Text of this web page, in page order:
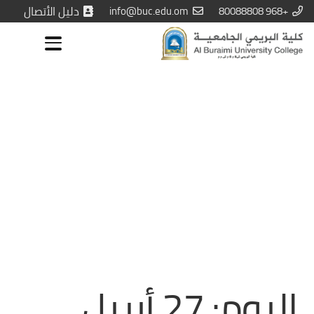
+968 80088808
info@buc.edu.om دليل الأتصال